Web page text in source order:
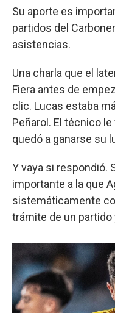
Su aporte es
partidos del
asistencias.
Una charla que el
Fiera antes de
clic. Lucas estaba
Peñarol. El técnico
quedó a ganarse su
Y vaya si respondió.
importante a la que
sistemáticamente
trámite de un